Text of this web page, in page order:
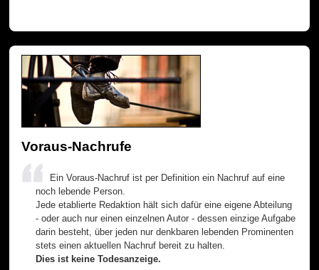
Voraus-Nachrufe
Ein Voraus-Nachruf ist per Definition ein Nachruf auf eine
noch lebende Person.
Jede etablierte Redaktion hält sich dafür eine eigene Abteilung
- oder auch nur einen einzelnen Autor - dessen einzige Aufgabe
darin besteht, über jeden nur denkbaren lebenden Prominenten
stets einen aktuellen Nachruf bereit zu halten.
Dies ist keine Todesanzeige.